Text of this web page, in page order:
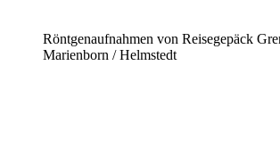
Röntgenaufnahmen von Reisegepäck
Marienborn / Helmstedt